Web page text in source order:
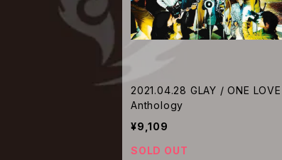
2021.04.28 GLAY / ONE LOVE
Anthology
¥9,109
SOLD OUT